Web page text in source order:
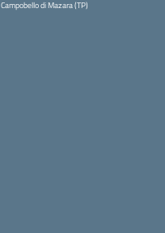
Campobello di Mazara (TP)
— Visita la pagina iniziale della scuola